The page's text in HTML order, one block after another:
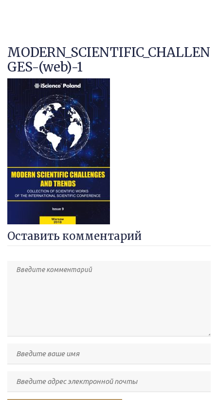
MODERN_SCIENTIFIC_CHALLEN
GES-(web)-1
Оставить комментарий